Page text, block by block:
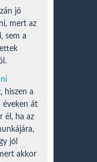
jó
mert az
sem a
hiszen a
éveken át
él, ha az
jól
akkor